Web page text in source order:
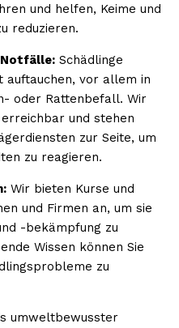
und helfen, Keime und
reduzieren.
Schädlinge
vor allem in
oder Rattenbefall. Wir
und stehen
zur Seite, um
zu reagieren.
Wir bieten Kurse und
und Firmen an, um sie
-bekämpfung zu
Wissen können Sie
zu
umweltbewusster